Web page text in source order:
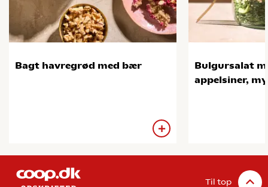
Bagt havregrød med bær
Bulgursalat
appelsiner,
Til top